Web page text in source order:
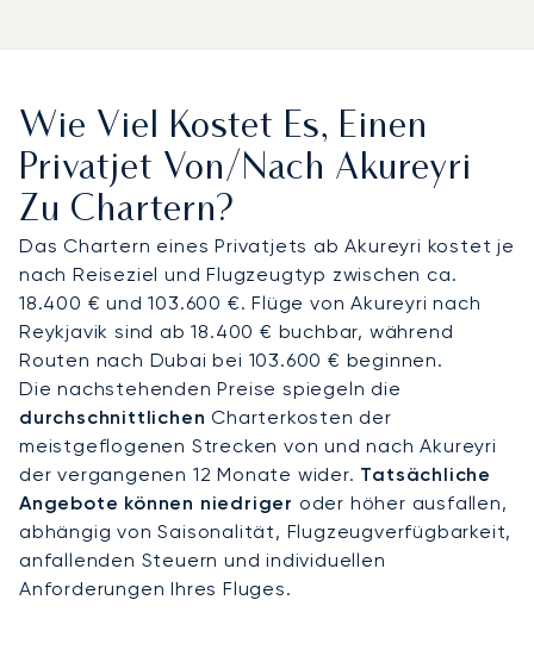
Weiterverbindungen. Vom AEY aus bringen
Chauffeur- oder Hubschraubertransfers Reisende
in wenigen Minuten zum Skigebiet Hlíðarfjall, in
etwa 45 Minuten zu den Mývatn Nature Baths
oder zu Boutique-Hotels wie dem Siglo Hotel.
Mit zwei Jahrzehnten Erfahrung war LunaJets der
erste europäische Privatjet-Broker, der die
Argus®-Zertifizierung erhielt, ein Beleg für
strenge Sicherheitsstandards und exzellenten
Service. In Akureyri gewährleistet diese Expertise
zuverlässigen Zugang während der Hauptsaison
für Nordlichter, maßgeschneiderte Transfers zu
Geothermalbädern wie Mývatn und effiziente
Verbindungen zu den nördlichen Skigebieten
Islands.
Wie Viel Kostet Es, Einen
Privatjet Von/nach Akureyri
Zu Chartern?
Das Chartern eines Privatjets ab Akureyri kostet je
nach Reiseziel und Flugzeugtyp zwischen ca.
18.400 € und 103.600 €. Flüge von Akureyri nach
Reykjavik sind ab 18.400 € buchbar, während
Routen nach Dubai bei 103.600 € beginnen.
Die nachstehenden Preise spiegeln die
durchschnittlichen Charterkosten der
meistgeflogenen Strecken von und nach Akureyri
der vergangenen 12 Monate wider. Tatsächliche
Angebote können niedriger oder höher ausfallen,
abhängig von Saisonalität, Flugzeugverfügbarkeit,
anfallenden Steuern und individuellen
Anforderungen Ihres Fluges.